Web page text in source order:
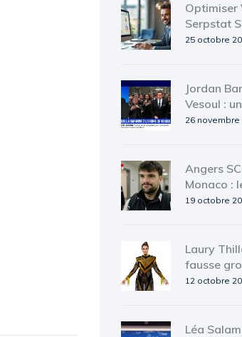
Optimiser
Serpstat
Budget
25 octobre
Jordan
Vesoul :
en garde
26 novembre
Angers
Monaco :
Louis
19 octobre
Laury
fausse
pression
12 octobre
Léa